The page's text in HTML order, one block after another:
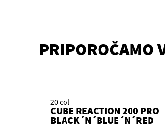
PRIPOROČAMO
20 col
CUBE REACTION 200 PRO
BLACK´N´BLUE´N´RED